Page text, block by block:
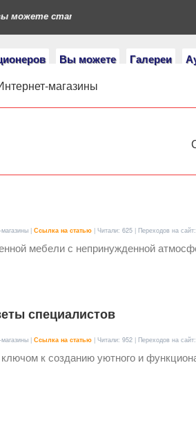
Вы можете Галереи
можете стать героями нашего портала.
магазины
| Ссылка на статью | Читали: 625 | Переходов на
мебели с непринужденной
специалистов
| Ссылка на статью | Читали: 952 | Переходов на
к созданию уютного и